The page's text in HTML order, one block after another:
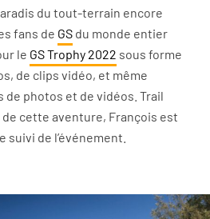
du tout-terrain encore
fans de GS du monde entier
le GS Trophy 2022 sous forme
de clips vidéo, et même
de photos et de vidéos. Trail
cette aventure, François est
suivi de l’événement.